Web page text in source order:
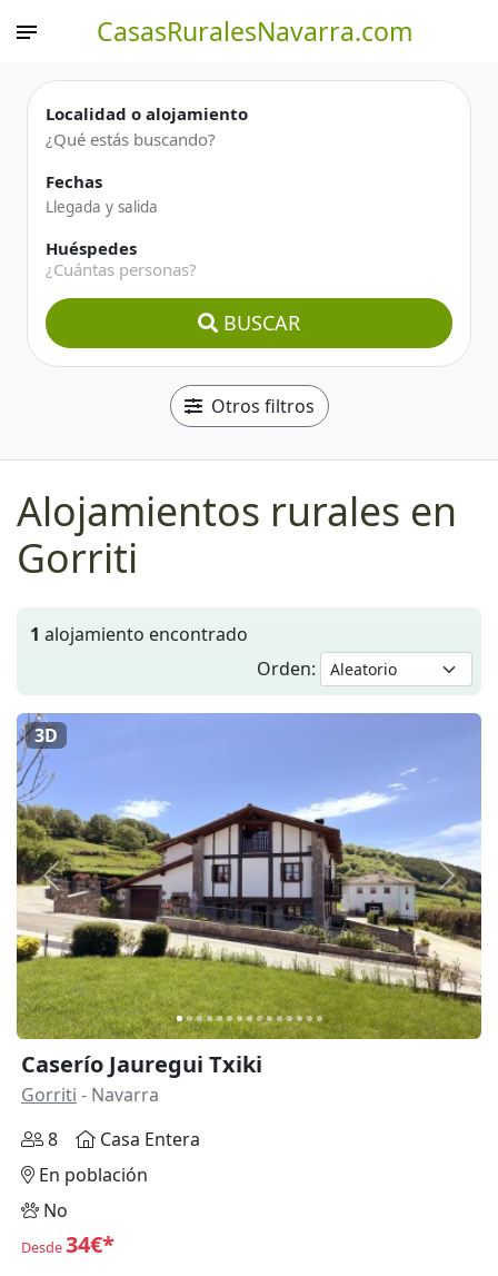
CasasRuralesNavarra.com
Localidad o alojamiento
Fechas
Huéspedes
¿Cuántas personas?
BUSCAR
Otros filtros
Alojamientos rurales en
Gorriti
1 alojamiento encontrado
Orden:
Anterior
3D
Caserío Jauregui Txiki
Gorriti - Navarra
8
Casa Entera
En población
No
Desde34€*